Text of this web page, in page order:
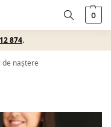
0
874.
de naștere